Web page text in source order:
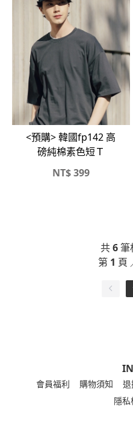
<預購> 韓國fp142 高
磅純棉素色短Ｔ
NT$399
共6筆
第 1 頁
會員福利 購物須知 退
隱